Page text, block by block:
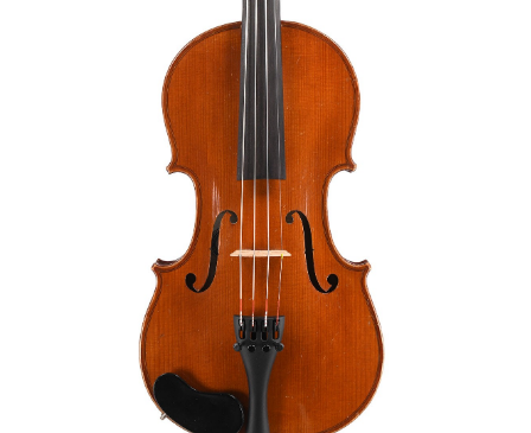
Mis ordenes
Lista de deseos
Violines niños
Arcos de violín
Arcos de violonchelo
Accesorios
CV Selectio